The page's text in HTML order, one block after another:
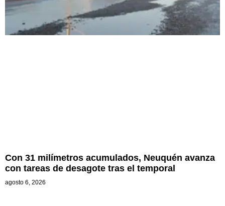
Con 31 milímetros acumulados, Neuquén avanza
con tareas de desagote tras el temporal
agosto 6, 2026